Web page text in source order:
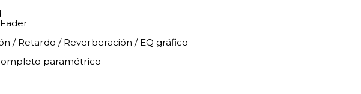
/ Retardo / Reverberación / EQ gráfico
paramétrico